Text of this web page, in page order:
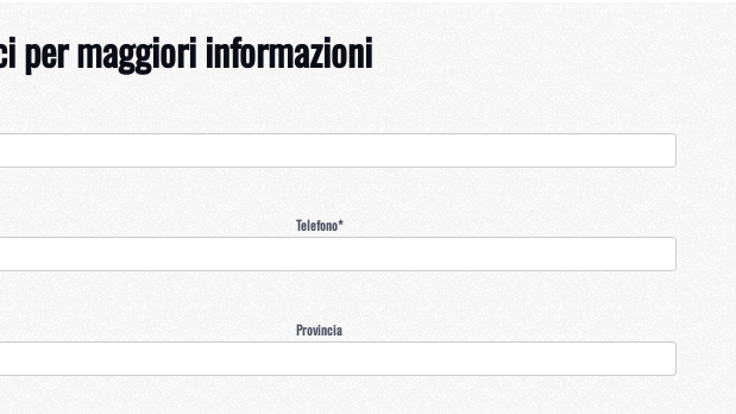
per maggiori informazioni
Telefono*
Provincia